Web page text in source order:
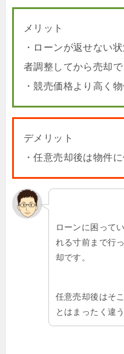
メリット
・ローンが返せない
者調整してから売却で
・競売価格より高く
デメリット
・任意売却後は物件
ローンに困って
れる寸前まで行
却です。
任意売却後はそ
とはまったく違